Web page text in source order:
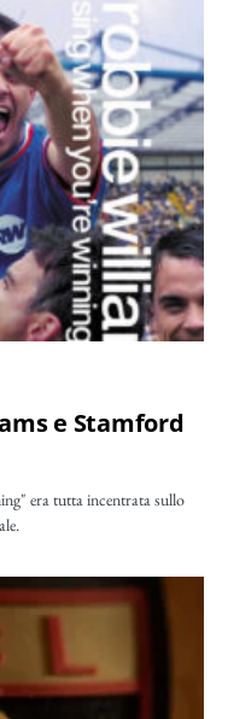
e Stamford
era tutta incentrata sullo